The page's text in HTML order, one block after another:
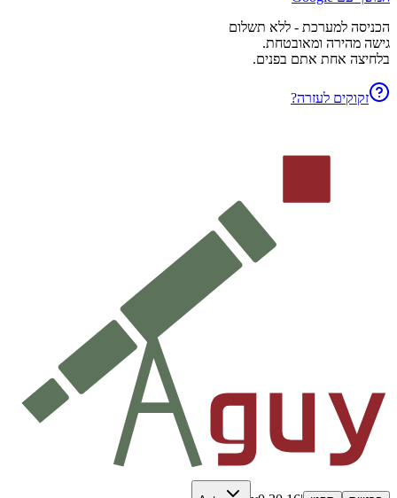
הכניסה למערכת - ללא תשלום
גישה מהירה ומאובטחת.
בלחיצה אחת אתם בפנים.
זקוקים לעזרה?